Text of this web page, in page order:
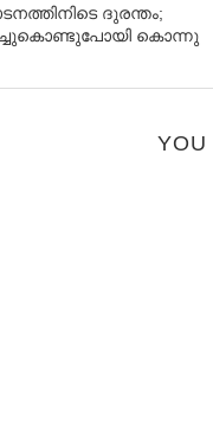
ദുരന്തം;
കൊന്നു
YOU